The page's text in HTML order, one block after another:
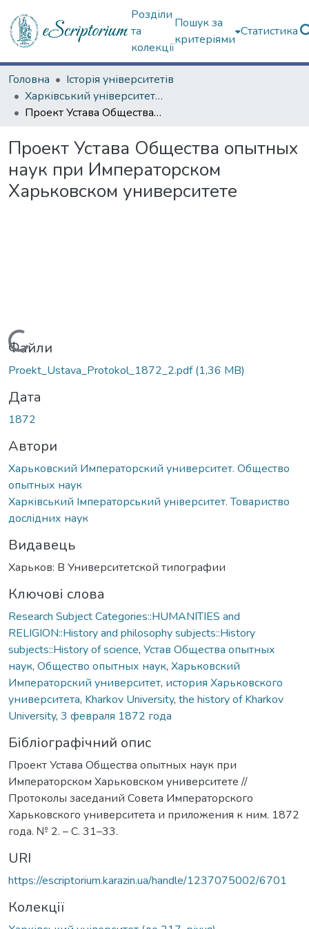
Розділи
та
колекції
Пошук за
критеріями
Статистика
Головна
Історія університетів
Харківський університет (до 217-річчя)
Проект Устава Общества опытных наук при Императорском Харьковском университете
Проект Устава Общества опытных
наук при Императорском
Харьковском университете
Вантажиться...
Файли
Proekt_Ustava_Protokol_1872_2.pdf(1,36 MB)
Дата
1872
Автори
Харьковский Императорский университет. Общество
опытных наук
Харківський Імператорський університет. Товариство
дослідних наук
Видавець
Харьков: В Университетской типографии
Ключові слова
Research Subject Categories::HUMANITIES and
RELIGION::History and philosophy subjects::History
subjects::History of science, Устав Общества опытных
наук, Общество опытных наук, Харьковский
Императорский университет, история Харьковского
университета, Kharkov University, the history of Kharkov
University, 3 февраля 1872 года
Бібліографічний опис
Проект Устава Общества опытных наук при
Императорском Харьковском университете //
Протоколы заседаний Совета Императорского
Харьковского университета и приложения к ним. 1872
года. № 2. – С. 31–33.
URI
https://escriptorium.karazin.ua/handle/1237075002/6701
Колекції